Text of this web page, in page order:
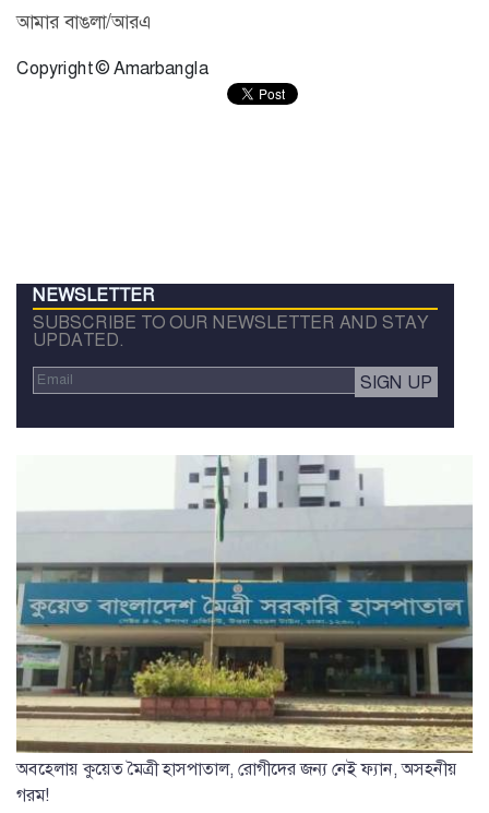
আমার বাঙলা/আরএ
Copyright © Amarbangla
NEWSLETTER
SUBSCRIBE TO OUR NEWSLETTER AND STAY
UPDATED.
অবহেলায় কুয়েত মৈত্রী হাসপাতাল, রোগীদের জন্য নেই ফ্যান, অসহনীয়
গরম!